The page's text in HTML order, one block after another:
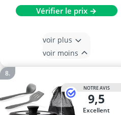
Vérifier le prix →
voir plus
voir moins
NOTRE AVIS
9,5
Excellent